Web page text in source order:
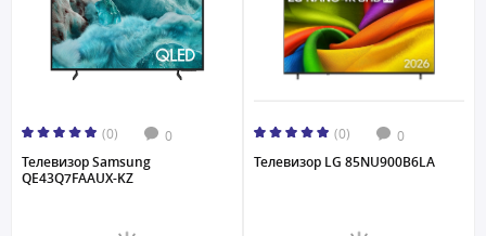
(0) 0
Телевизор Samsung
QE43Q7FAAUX-KZ
(0) 0
Телевизор LG 85NU900B6LA